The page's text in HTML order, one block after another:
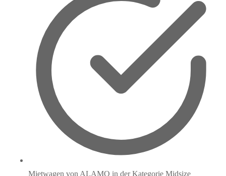
Mietwagen von ALAMO in der Kategorie Midsize